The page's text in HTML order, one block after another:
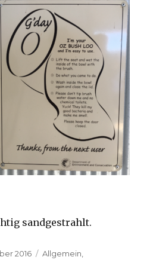
sandgestrahlt.
2016 Kategorien
Allgemein